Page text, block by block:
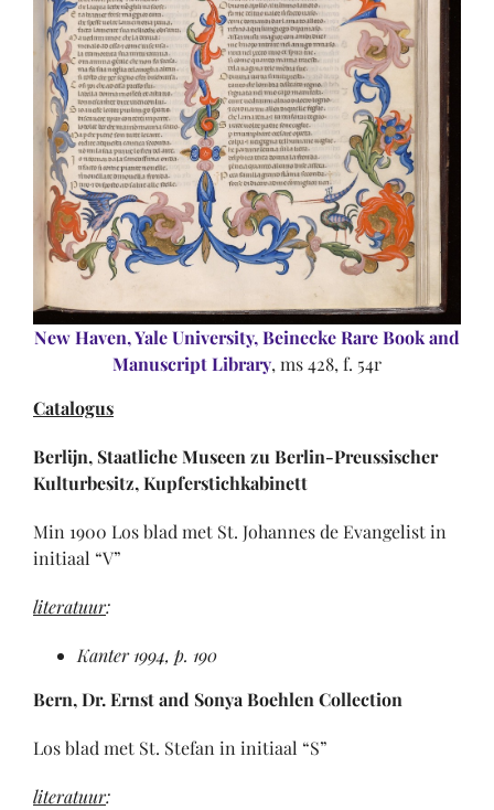
New Haven, Yale University, Beinecke Rare Book and
Manuscript Library, ms 428, f. 54r
Catalogus
Berlijn, Staatliche Museen zu Berlin-Preussischer
Kulturbesitz, Kupferstichkabinett
Min 1900 Los blad met St. Johannes de Evangelist in
initiaal “V”
literatuur:
Kanter 1994, p. 190
Bern, Dr. Ernst and Sonya Boehlen Collection
Los blad met St. Stefan in initiaal “S”
literatuur: